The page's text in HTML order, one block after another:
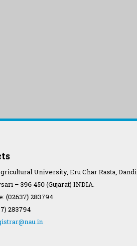
University, Eru Char Rasta, Dandi
– 396 450 (Gujarat) INDIA.
(02637) 283794
283794